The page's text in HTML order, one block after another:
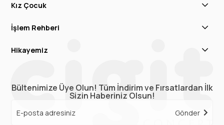
Kız Çocuk
İşlem Rehberi
Hikayemiz
Bültenimize Üye Olun! Tüm İndirim ve Fırsatlardan İlk
Sizin Haberiniz Olsun!
Gönder